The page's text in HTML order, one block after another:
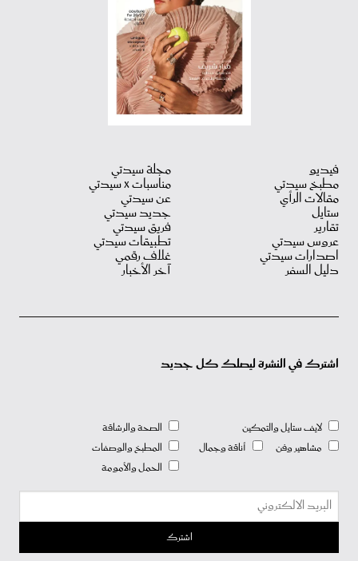
فيديو
مطبخ سيدتي
مقالات الرأي
ستايل
تقارير
عروس سيدتي
اصدارات سيدتي
دليل السفر
مجلة سيدتي
مناسبات X سيدتي
عن سيدتي
جديد سيدتي
فريق سيدتي
تطبيقات سيدتي
غلاف رقمي
آخر الأخبار
اشترك في النشرة ليصلك كل جديد
لايف ستايل والتمكين
مشاهير وفن
أناقة وجمال
الصحة والرشاقة
المطبخ والوصفات
الحمل والأمومة